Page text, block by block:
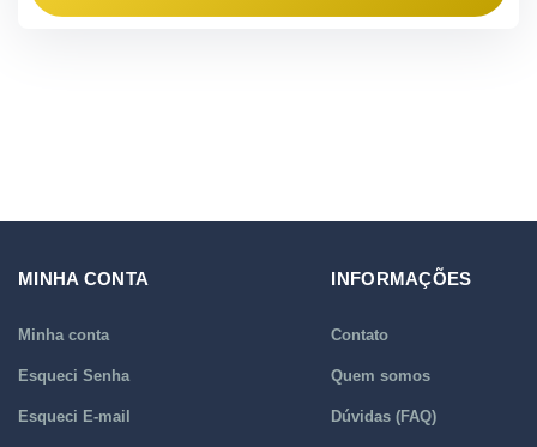
MINHA CONTA
Minha conta
Esqueci Senha
Esqueci E-mail
INFORMAÇÕES
Contato
Quem somos
Dúvidas (FAQ)